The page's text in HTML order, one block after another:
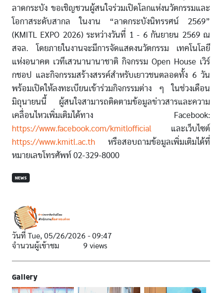
ลาดกระบัง ขอเชิญชวนผู้สนใจร่วมเปิดโลกแห่งนวัตกรรมและ
โอกาสระดับสากล ในงาน “ลาดกระบังนิทรรศน์ 2569”
(KMITL EXPO 2026) ระหว่างวันที่ 1 - 6 กันยายน 2569 ณ
สจล. โดยภายในงานจะมีการจัดแสดงนวัตกรรม เทคโนโลยี
แห่งอนาคต เวทีเสวนานานาชาติ กิจกรรม Open House เวิร์
กชอป และกิจกรรมสร้างสรรค์สำหรับเยาวชนตลอดทั้ง 6 วัน
พร้อมเปิดให้ลงทะเบียนเข้าร่วมกิจกรรมต่าง ๆ ในช่วงเดือน
มิถุนายนนี้ ผู้สนใจสามารถติดตามข้อมูลข่าวสารและความ
เคลื่อนไหวเพิ่มเติมได้ทาง Facebook:
https://www.facebook.com/kmitlofficial
และเว็บไซต์
https://www.kmitl.ac.th หรือสอบถามข้อมูลเพิ่มเติมได้ที่
หมายเลขโทรศัพท์ 02-329-8000
NEWS
วันที่ Tue, 05/26/2026 - 09:47
จำนวนผู้เข้าชม
9 views
Gallery